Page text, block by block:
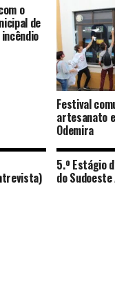
o
de
Festival
artesanato
Odemira
5.º Estágio
do